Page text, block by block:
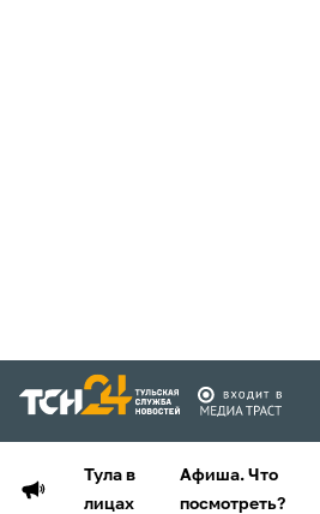
Тула в
лицах
Афиша. Что
посмотреть?